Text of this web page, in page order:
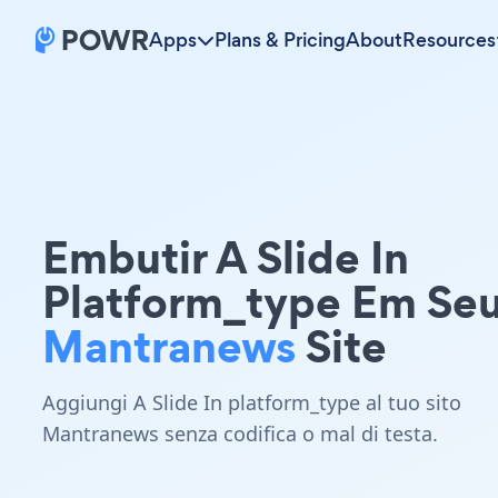
Apps Plans & PricingAboutResources
Embutir A Slide In
Platform_type Em
MantranewsSite
Aggiungi A Slide In platform_type al tuo sito
Mantranews senza codifica o mal di testa.